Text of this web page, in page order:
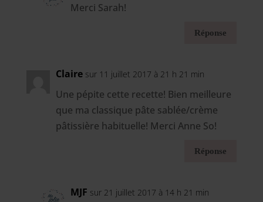
Merci Sarah!
Réponse
Claire sur 11 juillet 2017 à 21 h 21 min
Une pépite cette recette! Bien meilleure
que ma classique pâte sablée/crème
pâtissière habituelle! Merci Anne So!
Réponse
MJF sur 21 juillet 2017 à 14 h 21 min